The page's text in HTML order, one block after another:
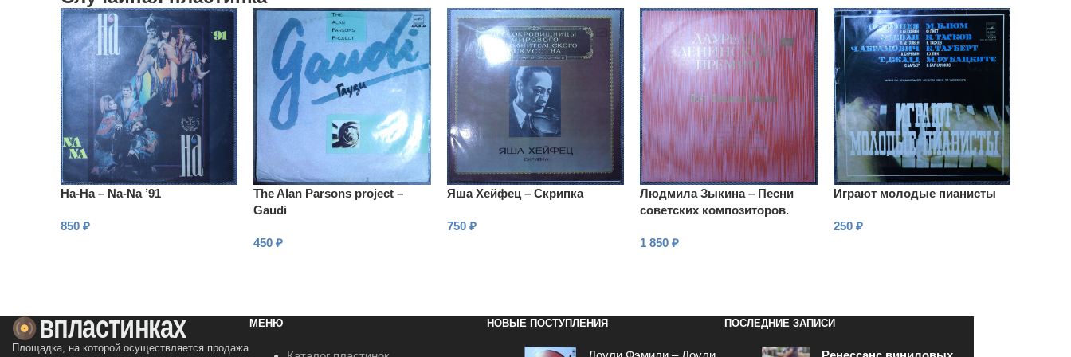
На-На – Na-Na ’91
850 ₽
The Alan Parsons project –
Gaudi
450₽
Яша Хейфец – Скрипка
750 ₽
Людмила Зыкина – Песни
советских композиторов.
1 850₽
Играют молодые пианисты
250 ₽
Площадка, на которой осуществляется продажа
МЕНЮ НОВЫЕ ПОСТУПЛЕНИЯ ПОСЛЕДНИЕ ЗАПИСИ